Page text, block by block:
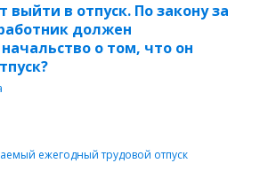
выйти в отпуск. По закону за
должен
о том, что он
ежегодный трудовой отпуск